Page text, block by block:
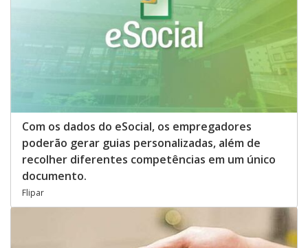
Com os dados do eSocial, os empregadores
poderão gerar guias personalizadas, além de
recolher diferentes competências em um único
documento.
Flipar